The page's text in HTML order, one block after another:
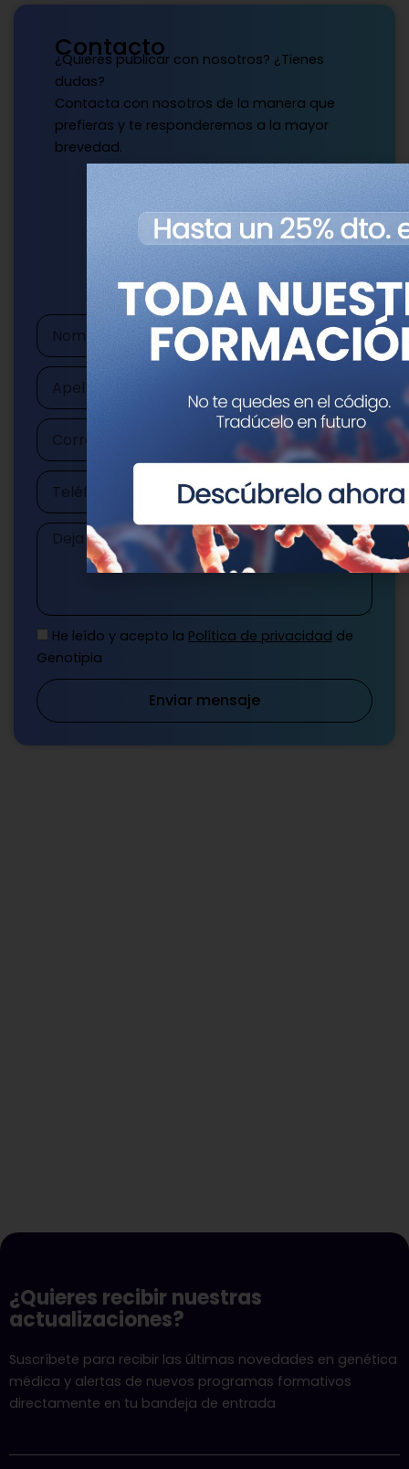
Contacto
¿Quieres publicar con nosotros? ¿Tienes
dudas?
Contacta con nosotros de la manera que
prefieras y te responderemos a la mayor
brevedad.
Escríbenos
Nombre
Apellidos
Correo
electrónico
Teléfono
Mensaje
He leído y acepto la Política de privacidad de
Genotipia
Enviar mensaje
¿Quieres recibir nuestras
actualizaciones?
Suscríbete para recibir las últimas novedades en genética
médica y alertas de nuevos programas formativos
directamente en tu bandeja de entrada